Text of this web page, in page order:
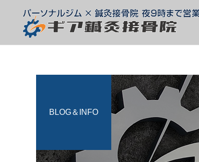
整体
腰椎椎間板ヘルニア
スタッフ
痛みがあるとき、動かした
BLOG＆INFO